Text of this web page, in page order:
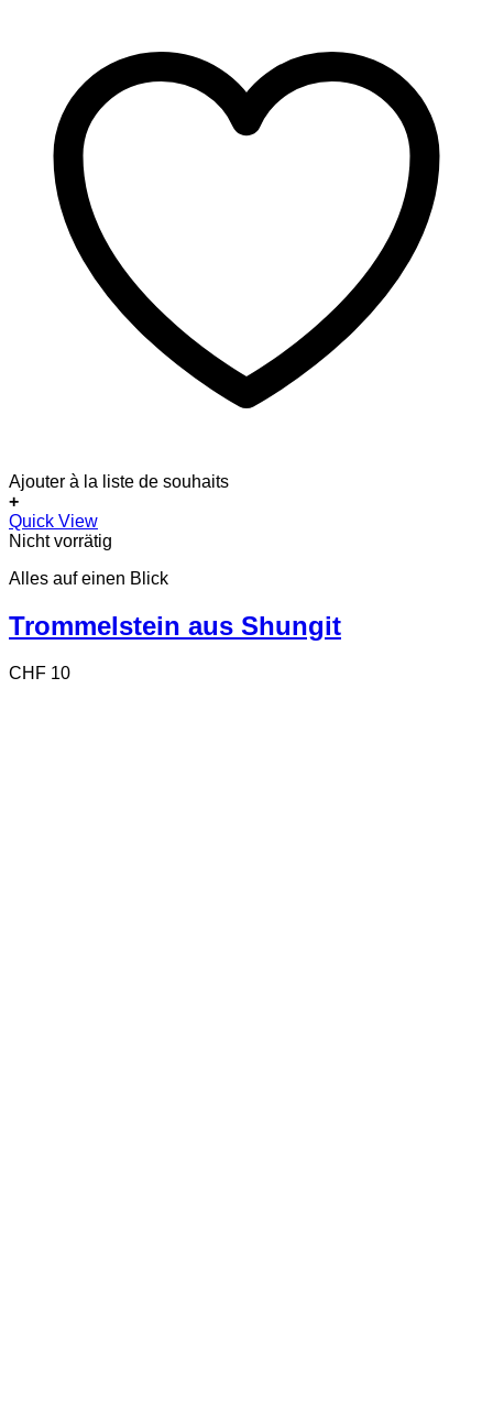
Ajouter à la liste de souhaits
+
Quick View
Nicht vorrätig
Alles auf einen Blick
Trommelstein aus Shungit
CHF 10